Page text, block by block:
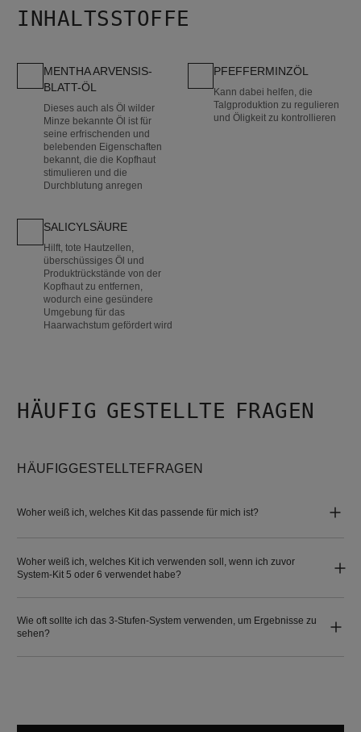
INHALTSSTOFFE
MENTHA ARVENSIS-
BLATT-ÖL
Dieses auch als Öl wilder
Minze bekannte Öl ist für
seine erfrischenden und
belebenden Eigenschaften
bekannt, die die Kopfhaut
stimulieren und die
Durchblutung anregen
PFEFFERMINZÖL
Kann dabei helfen, die
Talgproduktion zu regulieren
und Öligkeit zu kontrollieren
SALICYLSÄURE
Hilft, tote Hautzellen,
überschüssiges Öl und
Produktrückstände von der
Kopfhaut zu entfernen,
wodurch eine gesündere
Umgebung für das
Haarwachstum gefördert wird
HÄUFIG GESTELLTE FRAGEN
HÄUFIG GESTELLTE FRAGEN
Woher weiß ich, welches Kit das passende für mich ist?
Woher weiß ich, welches Kit ich verwenden soll, wenn ich zuvor
System-Kit 5 oder 6 verwendet habe?
Wie oft sollte ich das 3-Stufen-System verwenden, um Ergebnisse zu
sehen?